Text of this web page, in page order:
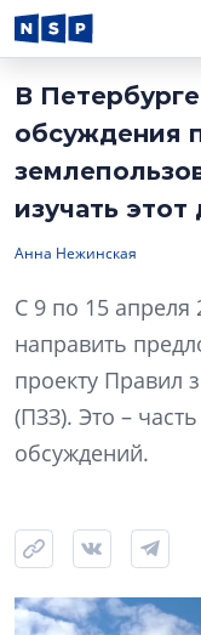
В
обсуждения
изучать этот
Анна Нежинская
С 9 по 15 апреля
направить
проекту Правил
(ПЗЗ). Это –
обсуждений.